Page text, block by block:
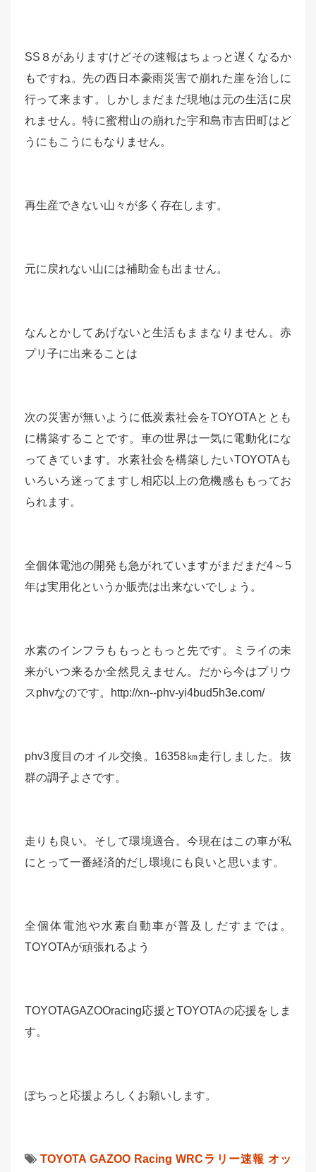
SS８がありますけどその速報はちょっと遅くなるか
もですね。先の西日本豪雨災害で崩れた崖を治しに
行って来ます。しかしまだまだ現地は元の生活に戻
れません。特に蜜柑山の崩れた宇和島市吉田町はど
うにもこうにもなりません。
再生産できない山々が多く存在します。
元に戻れない山には補助金も出ません。
なんとかしてあげないと生活もままなりません。赤
プリ子に出来ることは
次の災害が無いように低炭素社会をTOYOTAととも
に構築することです。車の世界は一気に電動化にな
ってきています。水素社会を構築したいTOYOTAも
いろいろ迷ってますし相応以上の危機感ももってお
られます。
全個体電池の開発も急がれていますがまだまだ4～5
年は実用化というか販売は出来ないでしょう。
水素のインフラももっともっと先です。ミライの未
来がいつ来るか全然見えません。だから今はプリウ
スphvなのです。http://xn--phv-yi4bud5h3e.com/
phv3度目のオイル交換。16358㎞走行しました。抜
群の調子よさです。
走りも良い。そして環境適合。今現在はこの車が私
にとって一番経済的だし環境にも良いと思います。
全個体電池や水素自動車が普及しだすまでは。
TOYOTAが頑張れるよう
TOYOTAGAZOOracing応援とTOYOTAの応援をしま
す。
ぽちっと応援よろしくお願いします。
TOYOTA GAZOO Racing WRCラリー速報 オッ